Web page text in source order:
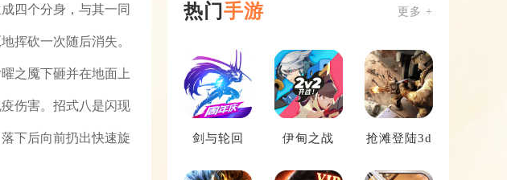
四个分身，与其一同
挥砍一次随后消失。
之魇下砸并在地面上
伤害。招式八是闪现
下后向前扔出快速旋
热门手游 更多 +
剑与轮回 伊甸之战 抢滩登陆3d